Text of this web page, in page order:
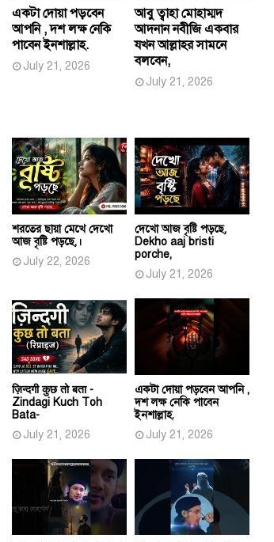
একটা দোয়া পড়বেন
আপনি , দশ লক্ষ নেকি
পাবেন ইনশাল্লাহ.
July 21, 2026
আবু ত্বাহা মোহাম্মদ
আদনান নবীজি একবার
যখন আল্লাহর সামনে
বলবেন,
July 21, 2026
শরতের ছায়া মেখে দেখো
আজ বৃষ্টি পড়ছে,।
July 22, 2026
দেখো আজ বৃষ্টি পড়ছে,
Dekho aaj bristi
porche,
July 21, 2026
ज़िन्दगी कुछ तो बता -
Zindagi Kuch Toh
Bata-
July 21, 2026
একটা দোয়া পড়বেন আপনি ,
দশ লক্ষ নেকি পাবেন
ইনশাল্লাহ.
July 21, 2026